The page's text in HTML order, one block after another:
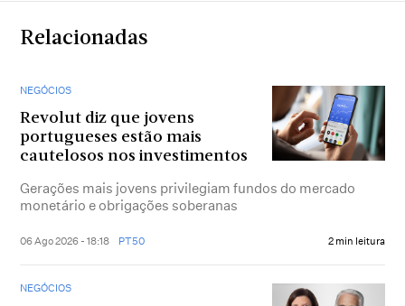
Relacionadas
NEGÓCIOS
Revolut diz que jovens
portugueses estão mais
cautelosos nos investimentos
Gerações mais jovens privilegiam fundos do mercado
monetário e obrigações soberanas
06 Ago 2026 - 18:18 PT50 2 min leitura
NEGÓCIOS